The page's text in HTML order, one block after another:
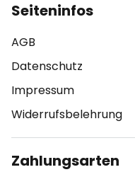
Seiteninfos
AGB
Datenschutz
Impressum
Widerrufsbelehrung
Zahlungsarten